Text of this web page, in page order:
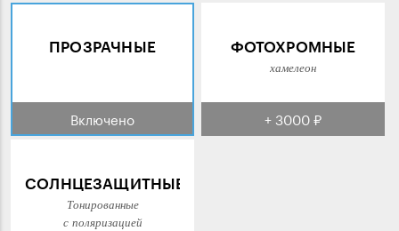
ПРОЗРАЧНЫЕ
Включено
ФОТОХРОМНЫЕ
хамелеон
+ 3000 ₽
СОЛНЦЕЗАЩИТНЫЕ
Тонированные
с поляризацией